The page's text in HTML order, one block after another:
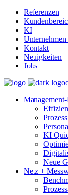
Referenzen
KI
Kontakt
Neuigkeiten
Jobs
KI
Neue
Netz +